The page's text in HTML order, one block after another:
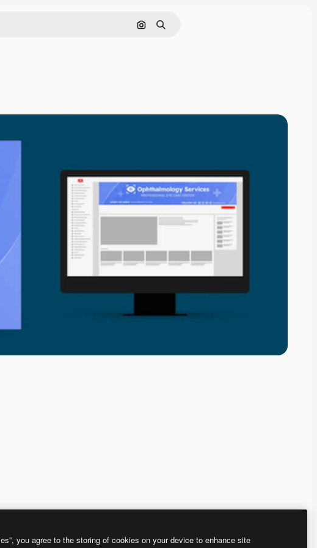
Поиск по изображению
Поиск
you agree to the storing of cookies on your device to enhance site